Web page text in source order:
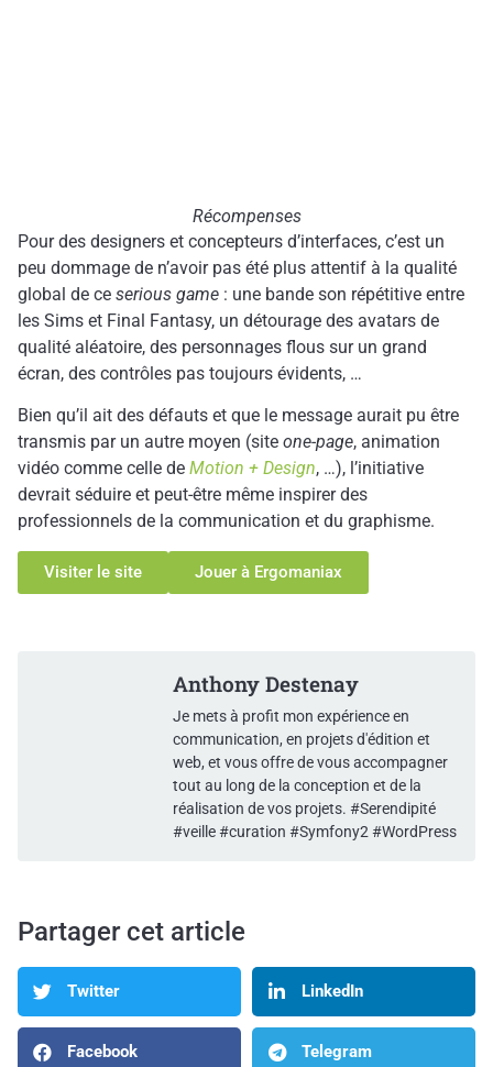
Récompenses
Pour des designers et concepteurs d’interfaces, c’est un
peu dommage de n’avoir pas été plus attentif à la qualité
global de ce serious game : une bande son répétitive entre
les Sims et Final Fantasy, un détourage des avatars de
qualité aléatoire, des personnages flous sur un grand
écran, des contrôles pas toujours évidents, …
Bien qu’il ait des défauts et que le message aurait pu être
transmis par un autre moyen (site one-page, animation
vidéo comme celle de Motion + Design, …), l’initiative
devrait séduire et peut-être même inspirer des
professionnels de la communication et du graphisme.
Visiter le site Jouer à Ergomaniax
Anthony Destenay
Je mets à profit mon expérience en
communication, en projets d'édition et
web, et vous offre de vous accompagner
tout au long de la conception et de la
réalisation de vos projets. #Serendipité
#veille #curation #Symfony2 #WordPress
Partager cet article
Twitter LinkedIn
Facebook Telegram